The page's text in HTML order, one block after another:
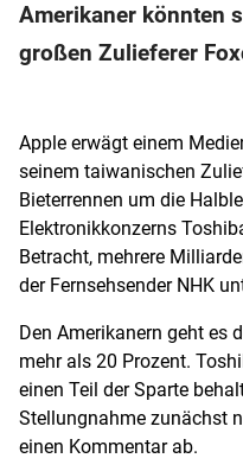
Amerikaner könnten
großen Zulieferer
Apple erwägt einem
seinem taiwanischen
Bieterrennen um die
Elektronikkonzerns
Betracht, mehrere
der Fernsehsender NHK
Den Amerikanern geht es
mehr als 20 Prozent.
einen Teil der Sparte
Stellungnahme zunächst
einen Kommentar ab.